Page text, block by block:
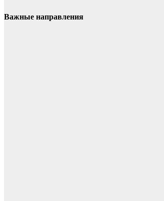
Важные направления